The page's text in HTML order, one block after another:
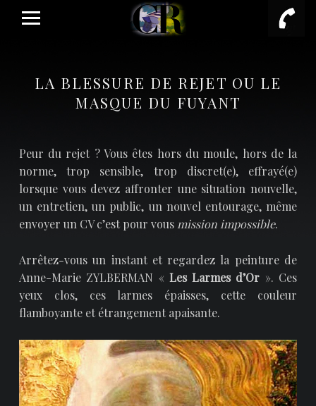
LA BLESSURE DE REJET OU LE
MASQUE DU FUYANT
Peur du rejet ? Vous êtes hors du moule, hors de la
norme, trop sensible, trop discret(e), effrayé(e)
lorsque vous devez affronter une situation nouvelle,
un entretien, un public, un nouvel entourage, même
envoyer un CV c’est pour vous mission impossible.
Arrêtez-vous un instant et regardez la peinture de
Anne-Marie ZYLBERMAN « Les Larmes d’Or ». Ces
yeux clos, ces larmes épaisses, cette couleur
flamboyante et étrangement apaisante.